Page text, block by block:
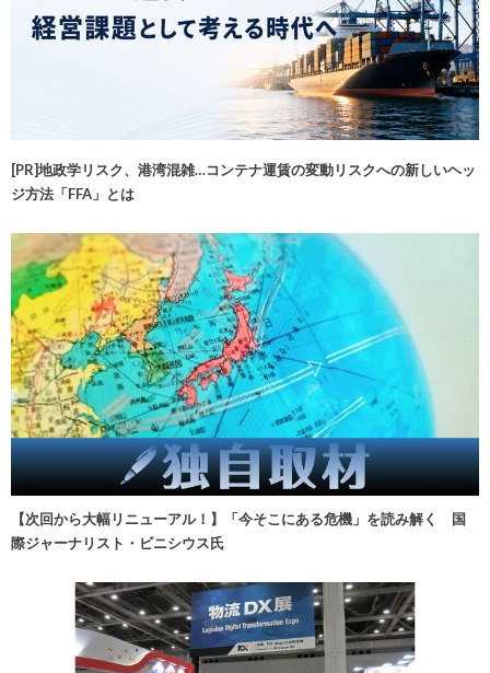
[PR]地政学リスク、港湾混雑…コンテナ運賃の変動リスクへの新しいヘッ
ジ方法「FFA」とは
【次回から大幅リニューアル！】「今そこにある危機」を読み解く 国
際ジャーナリスト・ビニシウス氏